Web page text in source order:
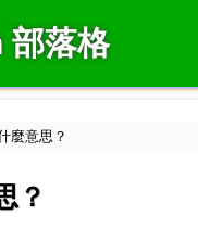
落格
麼意思？
？